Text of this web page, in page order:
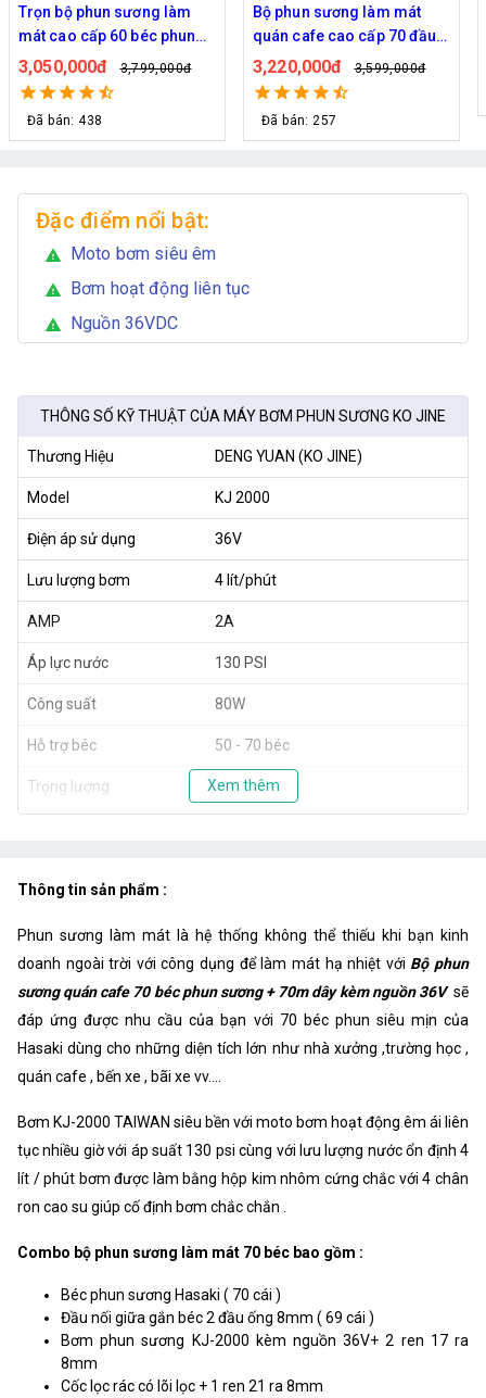
Bộ phun sương làm mát
quán cafe cao cấp 70 đầu
phun
3,220,000đ 3,599,000đ
Đã bán: 257
Bộ phun sương 50 đầu phun
- Bơm Hawin HP 2106 lọc
rác 50M dây
2,700,000đ 2,999,000đ
Đặc điểm nổi bật:
warning Moto bơm siêu êm
warning Bơm hoạt động liên tục
warning Nguồn 36VDC
THÔNG SỐ KỸ THUẬT CỦA MÁY BƠM PHUN SƯƠNG KO JINE
Thương Hiệu DENG YUAN (KO JINE)
Model KJ 2000
Điện áp sử dụng 36V
Lưu lượng bơm 4 lít/phút
AMP 2A
Áp lực nước 130 PSI
Công suất 80W
Hỗ trợ béc 50 - 70 béc
Trọng lượng 2.3kg
Xem thêm
Thông tin sản phẩm :
Phun sương làm mát là hệ thống không thể thiếu khi bạn kinh
doanh ngoài trời với công dụng để làm mát hạ nhiệt với Bộ phun
sương quán cafe 70 béc phun sương + 70m dây kèm nguồn 36V sẽ
đáp ứng được nhu cầu của bạn với 70 béc phun siêu mịn của
Hasaki dùng cho những diện tích lớn như nhà xưởng ,trường học ,
quán cafe , bến xe , bãi xe vv....
Bơm KJ-2000 TAIWAN siêu bền với moto bơm hoạt động êm ái liên
tục nhiều giờ với áp suất 130 psi cùng với lưu lượng nước ổn định 4
lít / phút bơm được làm bằng hộp kim nhôm cứng chắc với 4 chân
ron cao su giúp cố định bơm chắc chắn .
Combo bộ phun sương làm mát 70 béc bao gồm :
Béc phun sương Hasaki ( 70 cái )
Đầu nối giữa gắn béc 2 đầu ống 8mm ( 69 cái )
Bơm phun sương KJ-2000 kèm nguồn 36V+ 2 ren 17 ra
8mm
Cốc lọc rác có lõi lọc + 1 ren 21 ra 8mm